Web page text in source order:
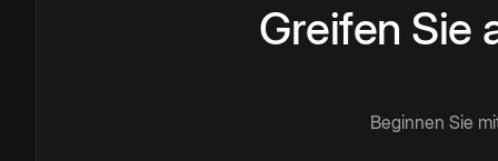
Greifen Sie
Beginnen Sie